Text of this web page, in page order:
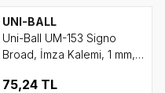
UNI-BALL
Uni-Ball UM-153 Signo
Broad, İmza Kalemi, 1 mm,
75,24 TL